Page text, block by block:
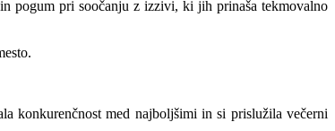
pogum pri soočanju z izzivi, ki jih prinaša tekmovalno
konkurenčnost med najboljšimi in si prislužila večerni